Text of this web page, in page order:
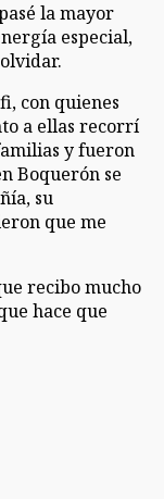
la mayor
especial,
con quienes
a ellas recorrí
y fueron
Boquerón se
su
que me
recibo mucho
hace que